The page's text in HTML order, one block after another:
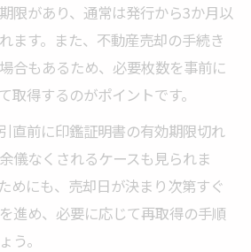
限があり、通常は発行から3か月以
ます。また、不動産売却の手続き
合もあるため、必要枚数を事前に
取得するのがポイントです。
直前に印鑑証明書の有効期限切れ
儀なくされるケースも見られま
めにも、売却日が決まり次第すぐ
進め、必要に応じて再取得の手順
う。